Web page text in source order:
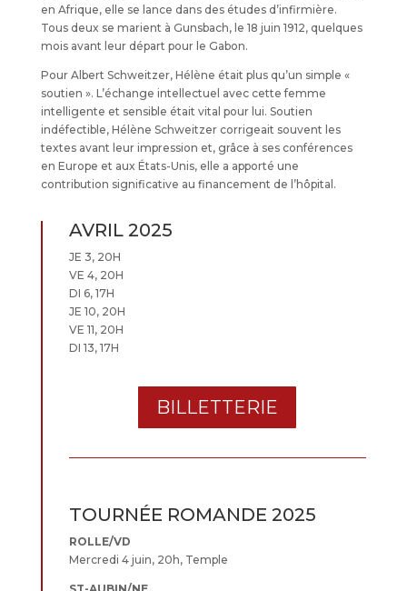
en Afrique, elle se lance dans des études d’infirmière.
Tous deux se marient à Gunsbach, le 18 juin 1912, quelques
mois avant leur départ pour le Gabon.
Pour Albert Schweitzer, Hélène était plus qu’un simple «
soutien ». L’échange intellectuel avec cette femme
intelligente et sensible était vital pour lui. Soutien
indéfectible, Hélène Schweitzer corrigeait souvent les
textes avant leur impression et, grâce à ses conférences
en Europe et aux États-Unis, elle a apporté une
contribution significative au financement de l’hôpital.
AVRIL 2025
JE 3, 20H
VE 4, 20H
DI 6, 17H
JE 10, 20H
VE 11, 20H
DI 13, 17H
BILLETTERIE
TOURNÉE ROMANDE 2025
ROLLE/VD
Mercredi 4 juin, 20h, Temple